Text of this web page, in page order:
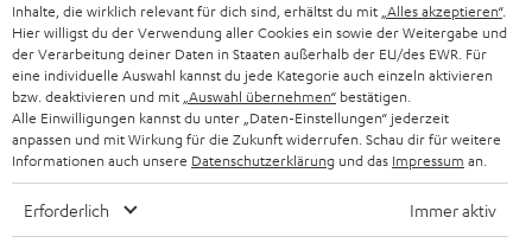
BLUETOOTH-LAUTSPRECHER
KOPFHÖRER
BLUETOOTH-KOPFHÖRER
STEREOANLAGEN
PARTNERPROGRAMM
BLOG
NEWSLETTER
SCHWEIZ
NIEDERLANDE
FRANKREICH
Inhalte, die wirklich relevant für dich sind, erhältst du mit „Alles akzeptieren“.
Hier willigst du der Verwendung aller Cookies ein sowie der Weitergabe und
der Verarbeitung deiner Daten in Staaten außerhalb der EU/des EWR. Für
eine individuelle Auswahl kannst du jede Kategorie auch einzeln aktivieren
bzw. deaktivieren und mit „Auswahl übernehmen“ bestätigen.
Alle Einwilligungen kannst du unter „Daten-Einstellungen“ jederzeit
anpassen und mit Wirkung für die Zukunft widerrufen. Schau dir für weitere
Informationen auch unsere Datenschutzerklärung und das Impressum an.
Erforderlich Immer aktiv